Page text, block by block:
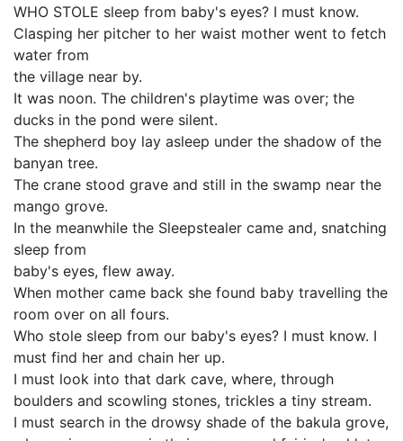
WHO STOLE sleep from baby's eyes? I must know.
Clasping her pitcher to her waist mother went to fetch
water from
the village near by.
It was noon. The children's playtime was over; the
ducks in the pond were silent.
The shepherd boy lay asleep under the shadow of the
banyan tree.
The crane stood grave and still in the swamp near the
mango grove.
In the meanwhile the Sleepstealer came and, snatching
sleep from
baby's eyes, flew away.
When mother came back she found baby travelling the
room over on all fours.
Who stole sleep from our baby's eyes? I must know. I
must find her and chain her up.
I must look into that dark cave, where, through
boulders and scowling stones, trickles a tiny stream.
I must search in the drowsy shade of the bakula grove,